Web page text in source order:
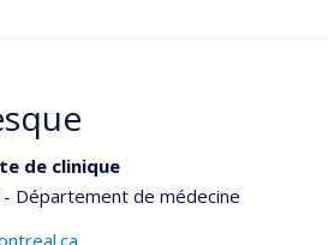
de clinique
Département de médecine